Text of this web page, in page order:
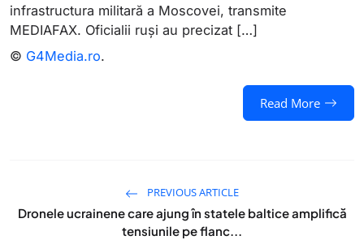
infrastructura militară a Moscovei, transmite
MEDIAFAX. Oficialii ruși au precizat […]
© G4Media.ro.
Read More
PREVIOUS ARTICLE
Dronele ucrainene care ajung în statele baltice amplifică
tensiunile pe flanc...